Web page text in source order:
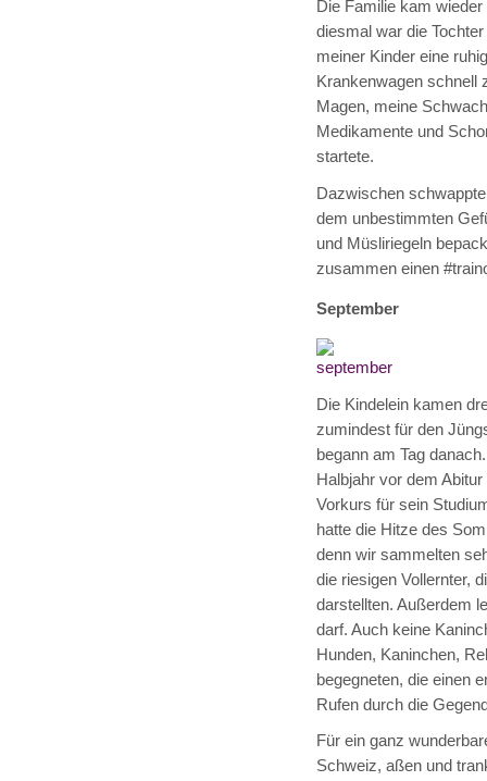
Die Familie kam
diesmal war die
meiner Kinder eine
Krankenwagen schnell
Magen, meine
Medikamente und
startete.
Dazwischen
dem unbestimmten
und Müsliriegeln
zusammen einen
September
Die Kindelein kamen
zumindest für den
begann am Tag
Halbjahr vor dem
Vorkurs für sein
hatte die Hitze des
denn wir sammelten
die riesigen Vollernter,
darstellten. Außerdem
darf. Auch keine
Hunden, Kaninchen,
begegneten, die einen
Rufen durch die
Für ein ganz
Schweiz, aßen und